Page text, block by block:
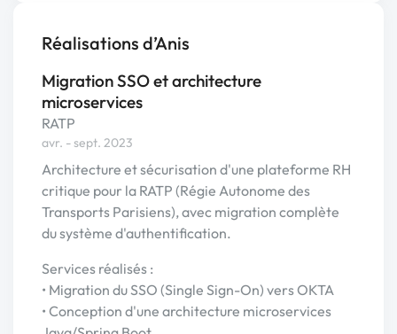
Réalisations d’Anis
Migration SSO et architecture
microservices
RATP
avr. - sept. 2023
Architecture et sécurisation d'une plateforme RH
critique pour la RATP (Régie Autonome des
Transports Parisiens), avec migration complète
du système d'authentification.
Services réalisés :
• Migration du SSO (Single Sign-On) vers OKTA
• Conception d'une architecture microservices